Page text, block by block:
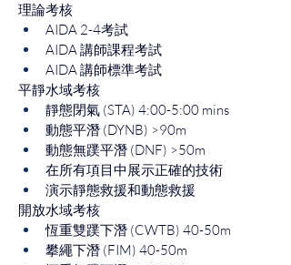
理論考核
AIDA 2-4考試
AIDA 講師課程考試
AIDA 講師標準考試
平靜水域考核
靜態閉氣 (STA) 4:00-5:00 mins
動態平潛 (DYNB) >90m
動態無蹼平潛 (DNF) >50m
在所有項目中展示正確的技術
演示靜態救援和動態救援
開放水域考核
恆重雙蹼下潛 (CWTB) 40-50m
攀繩下潛 (FIM) 40-50m